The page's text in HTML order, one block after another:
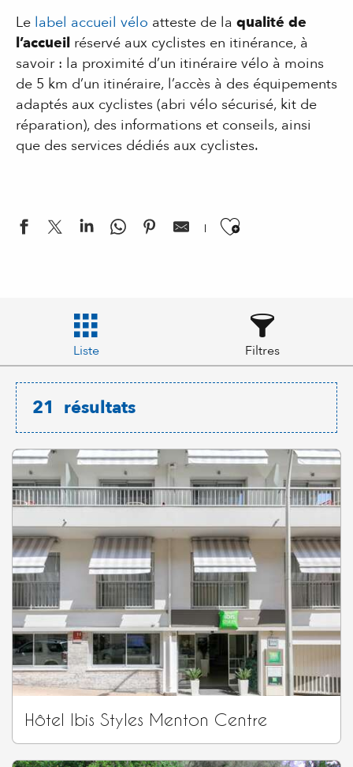
Le label accueil vélo atteste de la qualité de
l’accueil réservé aux cyclistes en itinérance, à
savoir : la proximité d’un itinéraire vélo à moins
de 5 km d’un itinéraire, l’accès à des équipements
adaptés aux cyclistes (abri vélo sécurisé, kit de
réparation), des informations et conseils, ainsi
que des services dédiés aux cyclistes.
Ajouter
Liste Filtres
21 résultats
Hôtel Ibis Styles Menton Centre